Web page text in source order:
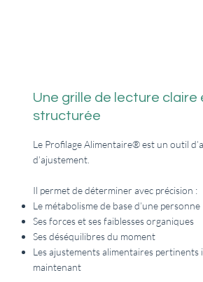
Une grille de lecture claire
structurée
Le Profilage Alimentaire® est un outil
d’ajustement.
Il permet de déterminer avec précision :
Le métabolisme de base d’une personne
Ses forces et ses faiblesses organiques
Ses déséquilibres du moment
Les ajustements alimentaires pertinents
maintenant